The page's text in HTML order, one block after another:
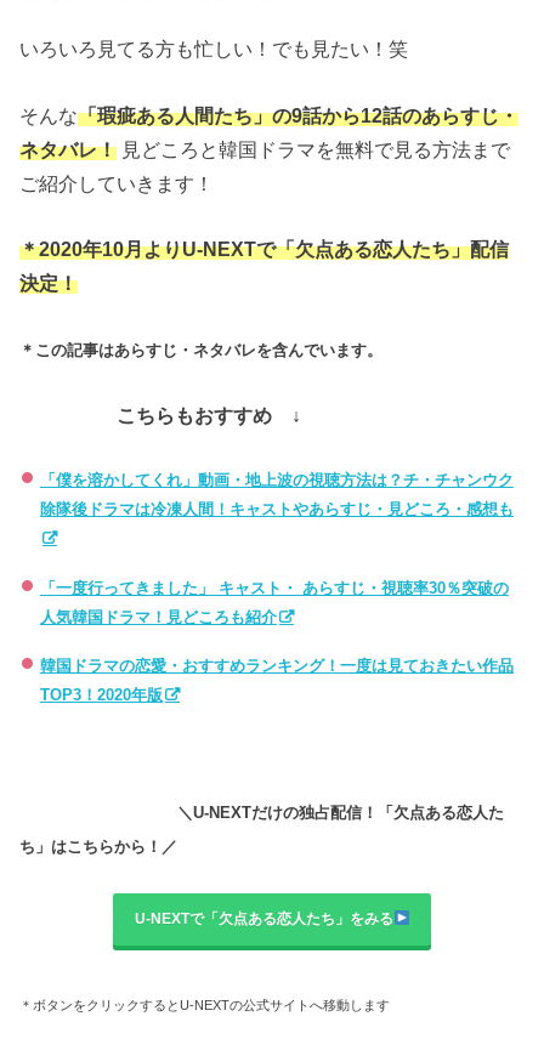
いろいろ見てる方も忙しい！でも見たい！笑
そんな「瑕疵ある人間たち」の9話から12話のあらすじ・
ネタバレ！ 見どころと韓国ドラマを無料で見る方法まで
ご紹介していきます！
＊2020年10月よりU-NEXTで「欠点ある恋人たち」配信
決定！
＊この記事はあらすじ・ネタバレを含んでいます。
こちらもおすすめ ↓
「僕を溶かしてくれ」動画・地上波の視聴方法は？チ・チャンウク
除隊後ドラマは冷凍人間！キャストやあらすじ・見どころ・感想も
「一度行ってきました」 キャスト・ あらすじ・視聴率30％突破の
人気韓国ドラマ！見どころも紹介
韓国ドラマの恋愛・おすすめランキング！一度は見ておきたい作品
TOP3！2020年版
＼U-NEXTだけの独占配信！「欠点ある恋人た
ち」はこちらから！／
U-NEXTで「欠点ある恋人たち」をみる
＊ボタンをクリックするとU-NEXTの公式サイトへ移動します